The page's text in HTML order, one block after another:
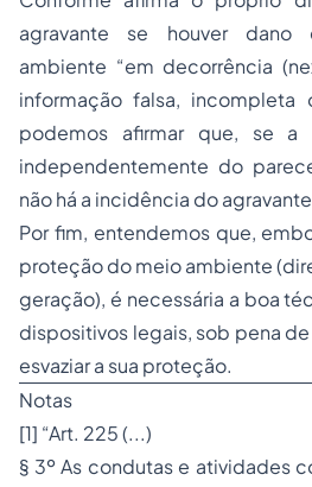
agravante se houver dano
ambiente “em decorrência
informação falsa, incompleta
podemos afirmar que, se a
independentemente do
não há a incidência do
Por fim, entendemos que,
proteção do meio ambiente
geração), é necessária a boa
dispositivos legais, sob pena
esvaziar a sua proteção.
Notas
[1] “Art. 225 (...)
§ 3º As condutas e atividades